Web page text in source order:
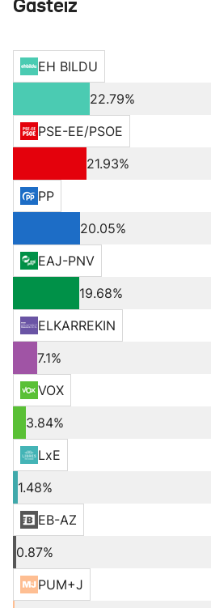
Gasteiz
EH BILDU
22.79%
PSE-EE/PSOE
21.93%
PP
20.05%
EAJ-PNV
19.68%
ELKARREKIN
7.1%
VOX
3.84%
LxE
1.48%
EB-AZ
0.87%
PUM+J